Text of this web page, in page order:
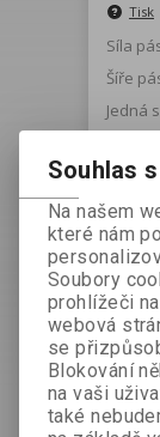
Tisk
Síla
Šíře
Jedná
Clona
překry
Při
možno
Souhlas
Na našem
které nám
Soubory
prohlížeči
webová
se
Blokování
na vaši
také